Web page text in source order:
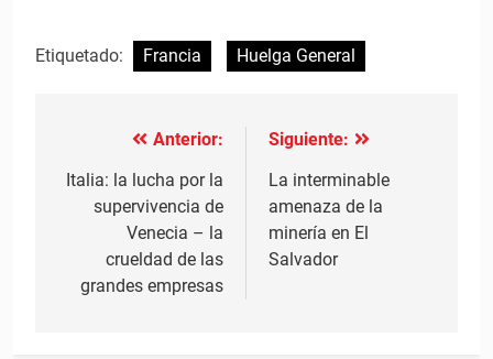
Etiquetado: Francia Huelga General
Navegación
de
entradas
Anterior:
Italia: la lucha por la
supervivencia de
Venecia – la
crueldad de las
grandes empresas
Siguiente:
La interminable
amenaza de la
minería en El
Salvador